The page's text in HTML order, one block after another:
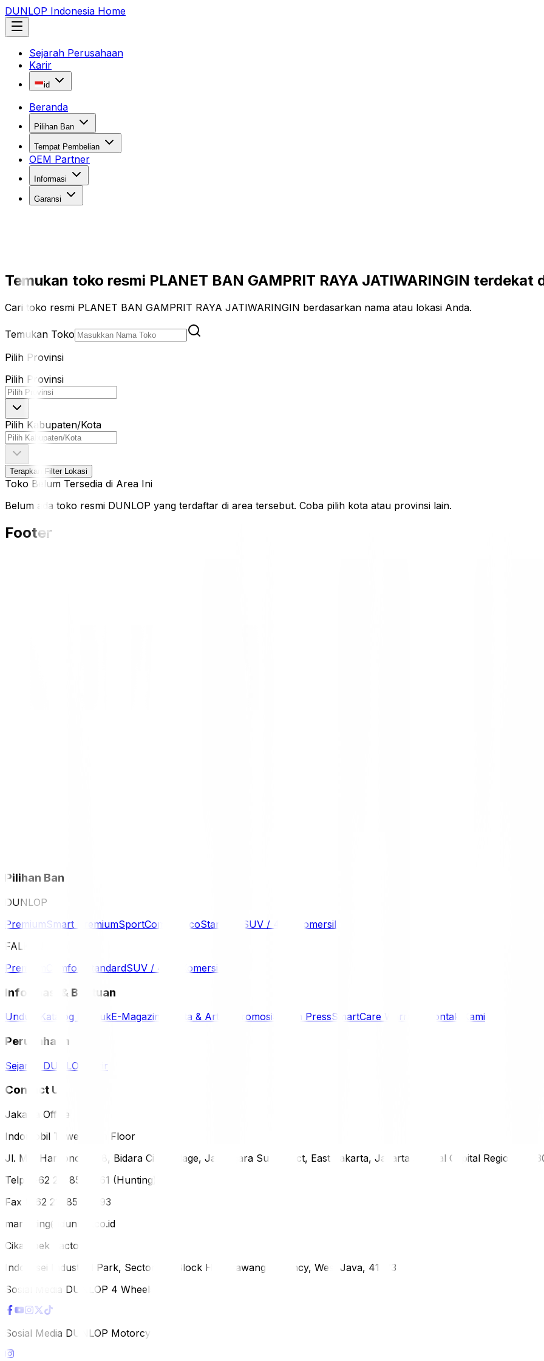
DUNLOP Indonesia Home
Sejarah Perusahaan
Karir
id
Beranda
Pilihan Ban
Tempat Pembelian
OEM Partner
Informasi
Garansi
Temukan toko resmi PLANET BAN GAMPRIT RAYA JATIWARINGIN terdekat
Cari toko resmi PLANET BAN GAMPRIT RAYA JATIWARINGIN berdasarkan nama atau lokasi Anda.
Temukan Toko
Pilih Provinsi
Pilih Provinsi
Pilih Kabupaten/Kota
Terapkan Filter Lokasi
Toko Belum Tersedia di Area Ini
Belum ada toko resmi DUNLOP yang terdaftar di area tersebut. Coba pilih kota atau provinsi lain.
Footer
Pilihan Ban
DUNLOP
PremiumSmart PremiumSportComfort EcoStandard SUV / 4WD
Komersil
FALKEN
Premium
Comfort StandardSUV / 4WD Komersil
Informasi & Bantuan
Unduh Katalog ProdukE-Magazine Berita & Artikel Promosi Siaran PressSmartCare Warranty Kontak Kami
Perusahaan
Sejarah DUNLOP Karir
Contact Us
Jakarta Office
Indomobil Tower, 12th Floor
Jl. MT. Haryono Lot 8, Bidara Cina Village, Jatinegara Subdistrict, East Jakarta, Jakarta Special Capital Region,
Telp (+62 21) 851-2561 (Hunting)
Fax (+62 21) 856-5893
marketing@dunlop.co.id
Cikampek Factory
Indotaisei Industrial Park, Sector 1A, Block H, Karawang Regency, West Java, 41373
Sosial Media DUNLOP 4 Wheels
Sosial Media DUNLOP Motorcycle